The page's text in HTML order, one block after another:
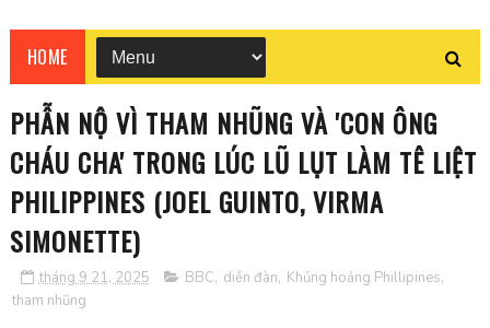
HOME
PHẪN NỘ VÌ THAM NHŨNG VÀ 'CON ÔNG
CHÁU CHA' TRONG LÚC LŨ LỤT LÀM TÊ LIỆT
PHILIPPINES (JOEL GUINTO, VIRMA
SIMONETTE)
tháng 9 21, 2025 BBC, diễn đàn, Khủng hoảng Phillipines,
tham nhũng